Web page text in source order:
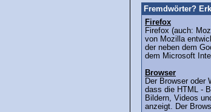
Fremdwörter?
Firefox
Firefox (auch:
von Mozilla
der neben dem
dem Microsoft
Browser
Der Browser oder
dass die HTML -
Bildern, Videos
anzeigt. Der